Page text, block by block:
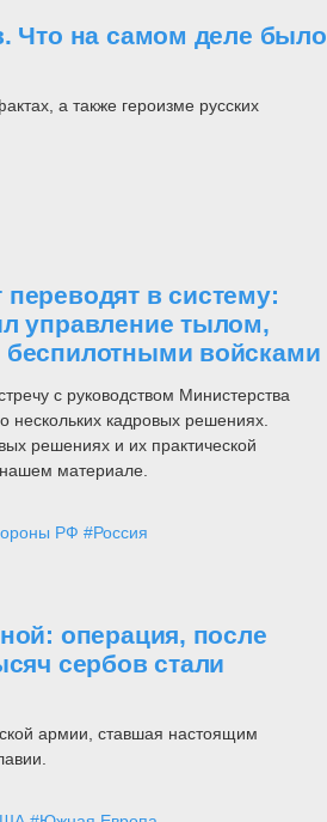
Что на самом деле было
а также героизме русских
в систему:
управление тылом,
войсками
с руководством Министерства
нескольких кадровых решениях.
решениях и их практической
материале.
РФ #Россия
операция, после
сербов стали
армии, ставшая настоящим